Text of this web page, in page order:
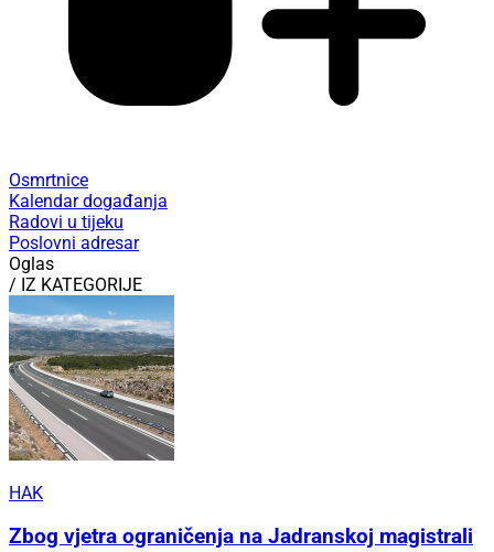
Osmrtnice
Kalendar događanja
Radovi u tijeku
Poslovni adresar
Oglas
/ IZ KATEGORIJE
HAK
Zbog vjetra ograničenja na Jadranskoj magistrali